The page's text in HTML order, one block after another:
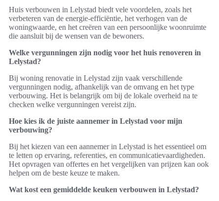
Huis verbouwen in Lelystad biedt vele voordelen, zoals het
verbeteren van de energie-efficiëntie, het verhogen van de
woningwaarde, en het creëren van een persoonlijke woonruimte
die aansluit bij de wensen van de bewoners.
Welke vergunningen zijn nodig voor het huis renoveren in
Lelystad?
Bij woning renovatie in Lelystad zijn vaak verschillende
vergunningen nodig, afhankelijk van de omvang en het type
verbouwing. Het is belangrijk om bij de lokale overheid na te
checken welke vergunningen vereist zijn.
Hoe kies ik de juiste aannemer in Lelystad voor mijn
verbouwing?
Bij het kiezen van een aannemer in Lelystad is het essentieel om
te letten op ervaring, referenties, en communicatievaardigheden.
Het opvragen van offertes en het vergelijken van prijzen kan ook
helpen om de beste keuze te maken.
Wat kost een gemiddelde keuken verbouwen in Lelystad?